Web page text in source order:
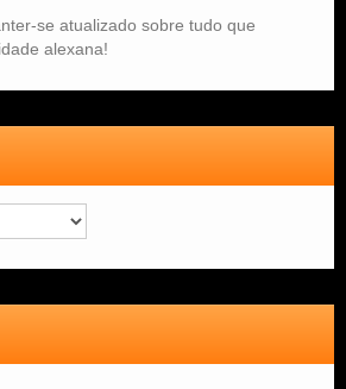
se atualizado sobre tudo que
alexana!